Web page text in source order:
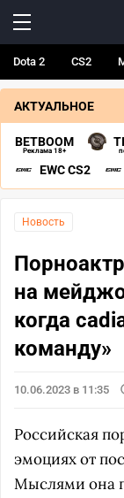
Dota 2 CS2
АКТУАЛЬНОЕ
BETBOOM
Реклама 18+
EWC CS2
Новость
на
когда
команду»
10.06.2023 в 11:35
Российская
эмоциях от
Мыслями она